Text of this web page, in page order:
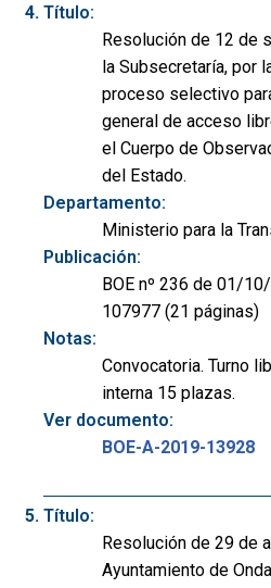
Título:
Resolución de 12 de
la Subsecretaría, por
proceso selectivo
general de acceso
el Cuerpo de
del Estado.
Departamento:
Ministerio para la
Publicación:
BOE nº 236 de 01/
107977 (21 páginas)
Notas:
Convocatoria. Turno
interna 15 plazas.
Ver documento:
BOE-A-2019-13928
Título:
Resolución de 29 de
Ayuntamiento de